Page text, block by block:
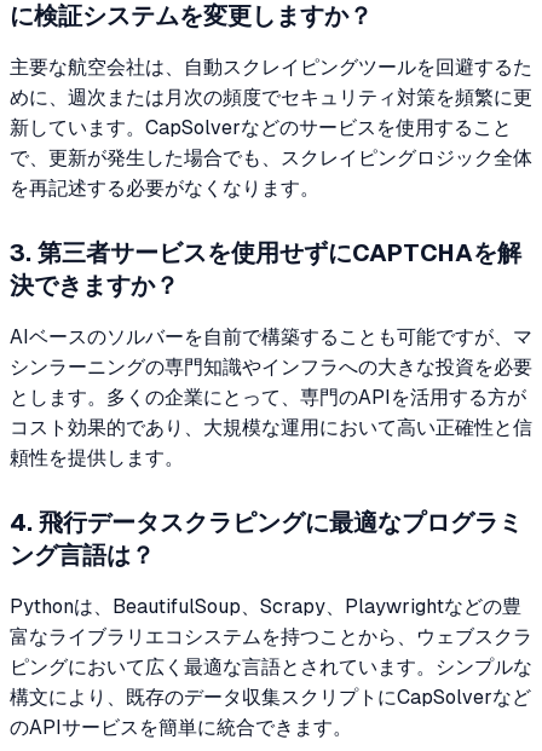
に検証システムを変更しますか？
主要な航空会社は、自動スクレイピングツールを回避するた
めに、週次または月次の頻度でセキュリティ対策を頻繁に更
新しています。CapSolverなどのサービスを使用すること
で、更新が発生した場合でも、スクレイピングロジック全体
を再記述する必要がなくなります。
3. 第三者サービスを使用せずにCAPTCHAを解
決できますか？
AIベースのソルバーを自前で構築することも可能ですが、マ
シンラーニングの専門知識やインフラへの大きな投資を必要
とします。多くの企業にとって、専門のAPIを活用する方が
コスト効果的であり、大規模な運用において高い正確性と信
頼性を提供します。
4. 飛行データスクラピングに最適なプログラミ
ング言語は？
Pythonは、BeautifulSoup、Scrapy、Playwrightなどの豊
富なライブラリエコシステムを持つことから、ウェブスクラ
ピングにおいて広く最適な言語とされています。シンプルな
構文により、既存のデータ収集スクリプトにCapSolverなど
のAPIサービスを簡単に統合できます。